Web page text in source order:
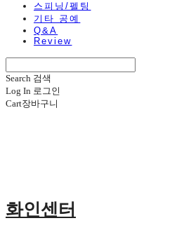
스피닝/펠팅
기타 공예
Q&A
Review
Search 검색
Log In 로그인
Cart장바구니
화인센터